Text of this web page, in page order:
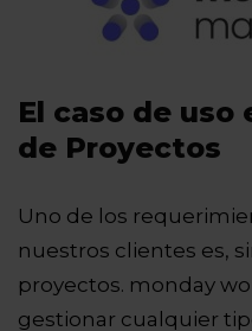
El caso de uso
de Proyectos
Uno de los
nuestros clientes es,
proyectos. monday
gestionar cualquier